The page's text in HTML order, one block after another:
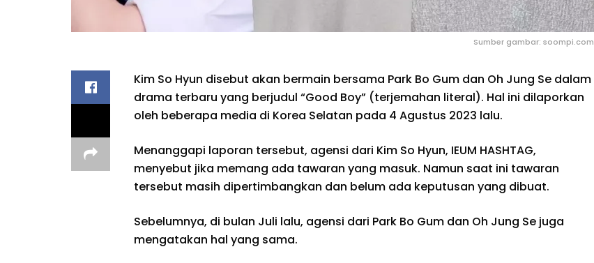
Sumber gambar: soompi.com
Kim So Hyun disebut akan bermain bersama Park Bo Gum dan Oh Jung Se dalam
drama terbaru yang berjudul “Good Boy” (terjemahan literal). Hal ini dilaporkan
oleh beberapa media di Korea Selatan pada 4 Agustus 2023 lalu.
Menanggapi laporan tersebut, agensi dari Kim So Hyun, IEUM HASHTAG,
menyebut jika memang ada tawaran yang masuk. Namun saat ini tawaran
tersebut masih dipertimbangkan dan belum ada keputusan yang dibuat.
Sebelumnya, di bulan Juli lalu, agensi dari Park Bo Gum dan Oh Jung Se juga
mengatakan hal yang sama.